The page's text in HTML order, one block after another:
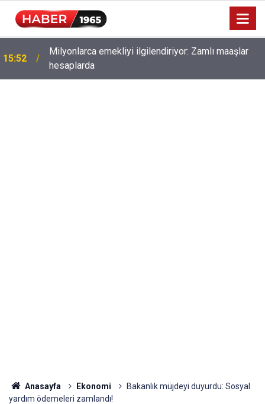
15:52
Milyonlarca emekliyi ilgilendiriyor: Zamlı maaşlar
hesaplarda
Anasayfa Ekonomi
Bakanlık müjdeyi duyurdu: Sosyal
yardım ödemeleri zamlandı!